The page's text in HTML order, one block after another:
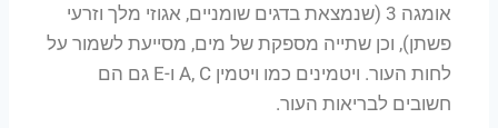
אומגה 3 (שנמצאת בדגים שומניים, אגוזי מלך וזרעי
פשתן), וכן שתייה מספקת של מים, מסייעת לשמור על
לחות העור. ויטמינים כמו ויטמין A, C ו-E גם הם
חשובים לבריאות העור.